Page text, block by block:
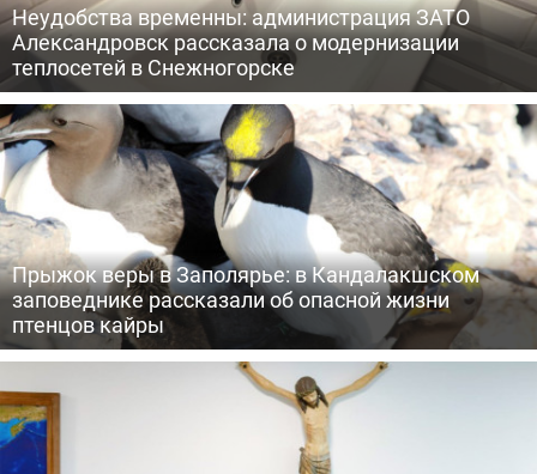
Неудобства временны: администрация ЗАТО
Александровск рассказала о модернизации
теплосетей в Снежногорске
Прыжок веры в Заполярье: в Кандалакшском
заповеднике рассказали об опасной жизни
птенцов кайры